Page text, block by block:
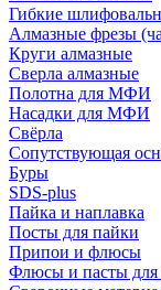
Гибкие
Алмазные фрезы
Круги алмазные
Сверла алмазные
Полотна для МФИ
Насадки для МФИ
Свёрла
Сопутствующая
Буры
SDS-plus
Пайка и наплавка
Посты для пайки
Припои и флюсы
Флюсы и пасты